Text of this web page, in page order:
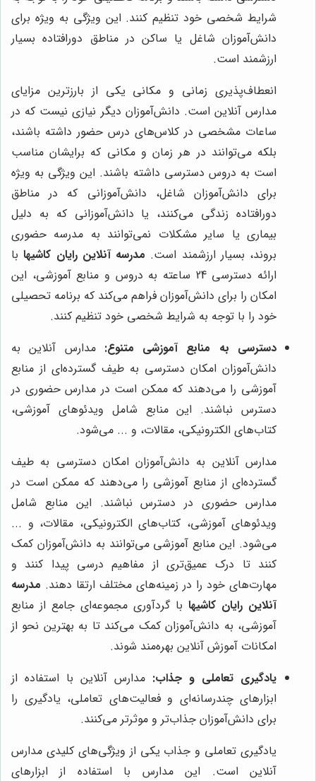
شرایط شخصی خود تنظیم کنند. این ویژگی به ویژه برای
دانش‌آموزان شاغل یا ساکن در مناطق دورافتاده بسیار
ارزشمند است.
انعطاف‌پذیری زمانی و مکانی یکی از بارزترین مزایای
مدارس آنلاین است. دانش‌آموزان دیگر نیازی نیست که در
ساعات مشخصی در کلاس‌های درس حضور داشته باشند،
بلکه می‌توانند در هر زمان و مکانی که برایشان مناسب
است به دروس دسترسی داشته باشند. این ویژگی به ویژه
برای دانش‌آموزان شاغل، دانش‌آموزانی که در مناطق
دورافتاده زندگی می‌کنند، یا دانش‌آموزانی که به دلیل
بیماری یا سایر مشکلات نمی‌توانند به مدرسه حضوری
بروند، بسیار ارزشمند است. مدرسه آنلاین رایان کاشیهابا
ارائه دسترسی 24 ساعته به دروس و منابع آموزشی، این
امکان را برای دانش‌آموزان فراهم می‌کند که برنامه تحصیلی
خود را با توجه به شرایط شخصی خود تنظیم کنند.
دسترسی به منابع آموزشی متنوع: مدارس آنلاین به
دانش‌آموزان امکان دسترسی به طیف گسترده‌ای از منابع
آموزشی را می‌دهند که ممکن است در مدارس حضوری در
دسترس نباشند. این منابع شامل ویدئوهای آموزشی،
کتاب‌های الکترونیکی، مقالات، و ... می‌شود.
مدارس آنلاین به دانش‌آموزان امکان دسترسی به طیف
گسترده‌ای از منابع آموزشی را می‌دهند که ممکن است در
مدارس حضوری در دسترس نباشند. این منابع شامل
ویدئوهای آموزشی، کتاب‌های الکترونیکی، مقالات، و ...
می‌شود. این منابع آموزشی می‌توانند به دانش‌آموزان کمک
کنند تا درک عمیق‌تری از مفاهیم درسی پیدا کنند و
مهارت‌های خود را در زمینه‌های مختلف ارتقا دهند. مدرسه
آنلاین رایان کاشیها با گردآوری مجموعه‌ای جامع از منابع
آموزشی، به دانش‌آموزان کمک می‌کند تا به بهترین نحو از
امکانات آموزش آنلاین بهره‌مند شوند.
یادگیری تعاملی و جذاب: مدارس آنلاین با استفاده از
ابزارهای چندرسانه‌ای و فعالیت‌های تعاملی، یادگیری را
برای دانش‌آموزان جذاب‌تر و موثرتر می‌کنند.
یادگیری تعاملی و جذاب یکی از ویژگی‌های کلیدی مدارس
آنلاین است. این مدارس با استفاده از ابزارهای